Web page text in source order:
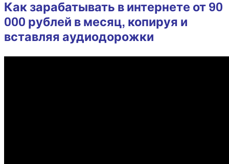
Как зарабатывать в интернете от 90
000 рублей в месяц, копируя и
вставляя аудиодорожки